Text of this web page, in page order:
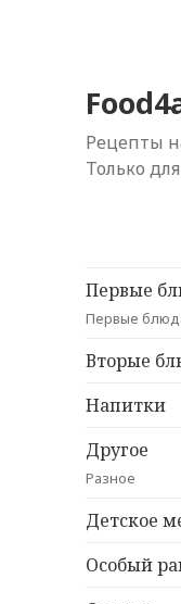
Рецепты
Только
Первые
Первые
Вторые
Напитки
Другое
Разное
Детское
Особый